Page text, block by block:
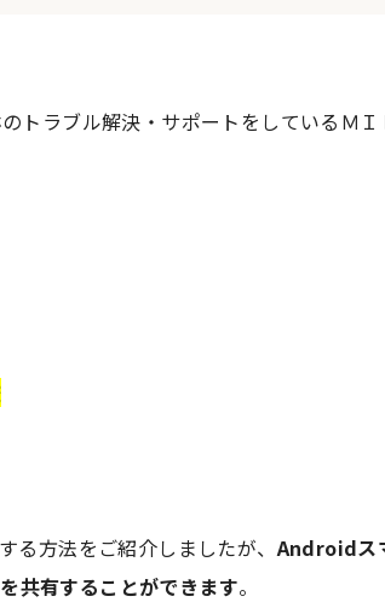
トラブル解決・サポートをしているＭ
る方法をご紹介しましたが、Androidス
共有することができます。